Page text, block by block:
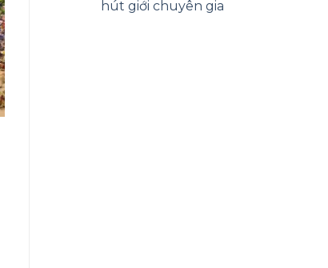
hút giới chuyên gia